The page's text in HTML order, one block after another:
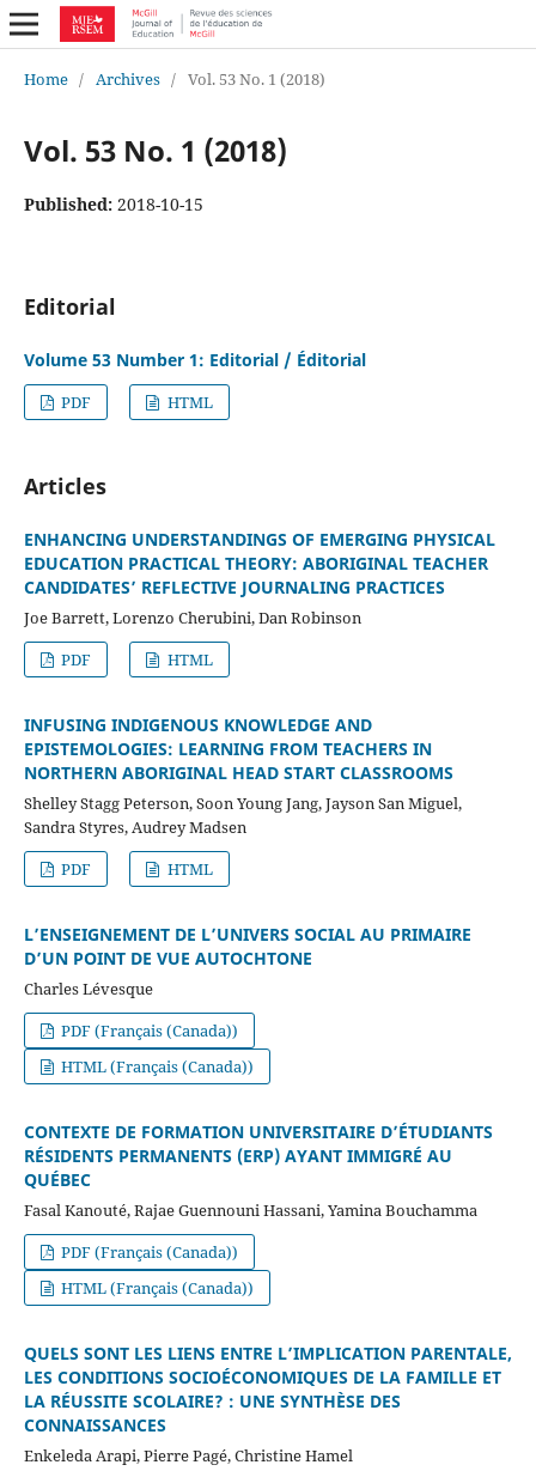
Home / Archives / Vol. 53 No. 1 (2018)
Vol. 53 No. 1 (2018)
Published: 2018-10-15
Editorial
Volume 53 Number 1: Editorial / Éditorial
PDF HTML
Articles
ENHANCING UNDERSTANDINGS OF EMERGING PHYSICAL
EDUCATION PRACTICAL THEORY: ABORIGINAL TEACHER
CANDIDATES’ REFLECTIVE JOURNALING PRACTICES
Joe Barrett, Lorenzo Cherubini, Dan Robinson
PDF
HTML
INFUSING INDIGENOUS KNOWLEDGE AND
EPISTEMOLOGIES: LEARNING FROM TEACHERS IN
NORTHERN ABORIGINAL HEAD START CLASSROOMS
Shelley Stagg Peterson, Soon Young Jang, Jayson San Miguel,
Sandra Styres, Audrey Madsen
PDF
HTML
L’ENSEIGNEMENT DE L’UNIVERS SOCIAL AU PRIMAIRE
D’UN POINT DE VUE AUTOCHTONE
Charles Lévesque
PDF (Français (Canada))
HTML (Français (Canada))
CONTEXTE DE FORMATION UNIVERSITAIRE D’ÉTUDIANTS
RÉSIDENTS PERMANENTS (ERP) AYANT IMMIGRÉ AU
QUÉBEC
Fasal Kanouté, Rajae Guennouni Hassani, Yamina Bouchamma
PDF (Français (Canada))
HTML (Français (Canada))
QUELS SONT LES LIENS ENTRE L’IMPLICATION PARENTALE,
LES CONDITIONS SOCIOÉCONOMIQUES DE LA FAMILLE ET
LA RÉUSSITE SCOLAIRE? : UNE SYNTHÈSE DES
CONNAISSANCES
Enkeleda Arapi, Pierre Pagé, Christine Hamel